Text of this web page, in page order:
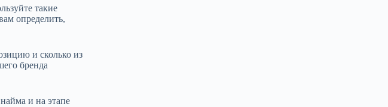
такие
определить,
и сколько из
бренда
и на этапе